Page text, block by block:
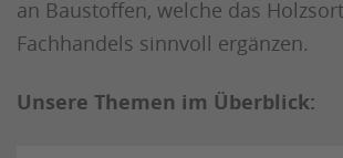
an Baustoffen, welche das
Fachhandels sinnvoll ergänzen.
Unsere Themen im Überblick: